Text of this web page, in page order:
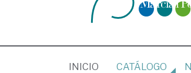
INICIO (CURRENT)
CATÁLOGO